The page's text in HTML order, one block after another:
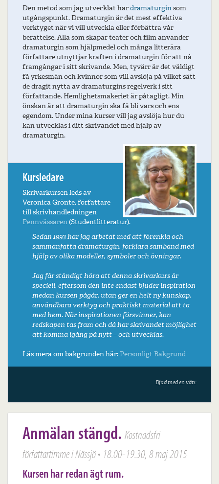
Den metod som jag utvecklat hardramaturginsom
utgångspunkt. Dramaturgin är det mest effektiva
verktyget när vi vill utveckla eller förbättra vår
berättelse. Alla som skapar teater och film använder
dramaturgin som hjälpmedel och många litterära
författare utnyttjar kraften i dramaturgin för att nå
framgångar i sitt skrivande. Men, tyvärr är det väldigt
få yrkesmän och kvinnor som vill avslöja på vilket sätt
de dragit nytta av dramaturgins regelverk i sitt
författande. Hemlighetsmakeriet är påtagligt. Min
önskan är att dramaturgin ska få bli vars och ens
egendom. Under mina kurser vill jag avslöja hur du
kan utvecklas i ditt skrivandet med hjälp av
dramaturgin.
Kursledare
Skrivarkursen leds av
Veronica Grönte, författare
till skrivhandledningen
Pennvässaren(Studentlitteratur).
Sedan 1993 har jag arbetat med att förenkla och
sammanfatta dramaturgin, förklara samband med
hjälp av olika modeller, symboler och övningar.
Jag får ständigt höra att denna skrivarkurs är
speciell, eftersom den inte endast bjuder inspiration
medan kursen pågår, utan ger en helt ny kunskap,
användbara verktyg och praktiskt material att ta
med hem. När inspirationen försvinner, kan
redskapen tas fram och då har skrivandet möjlighet
att komma igång på nytt – och utvecklas.
Läs mera om bakgrunden här: Personligt Bakgrund
Bjud med en vän:
Anmälan stängd. Kostnadsfri
författartimme i Nässjö • 18.00-19.30, 8 maj 2015
Kursen har redan ägt rum.